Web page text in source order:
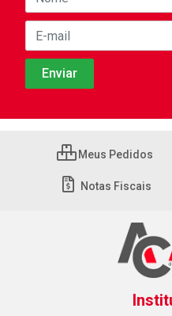
Meus Pedidos
Notas Fiscais